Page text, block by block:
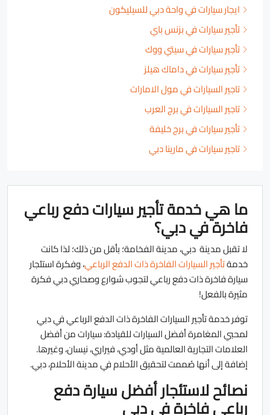
ايجار سيارات في واحة دبي للسيليكون
تأجير سيارات في بزنس باي
تأجير سيارات في سيتي ووك
تأجير سيارات في داماك هيلز
تاجير السيارات في مول الامارات
تاجير السيارات في برج العرب
تأجير سيارات في برج خليفة
تاجير سيارات في مارينا دبي
ما هي خدمة تأجير سيارات دفع رباعي
فاخرة في دبي؟
لا تقبل مدينة دبي، مدينة الفخامة؛ بأقل من ذلك؛ لذا كانت
خدمةتأجير السيارات الفاخرة ذات الدفع الرباعي، وفكرة استئجار
سيارة فاخرة ذات دفع رباعي لتجوب شوارع وصحاري دبي فكرة
مثيرة بالفعل!
توفر خدمة تأجير السيارات الفاخرة ذات الدفع الرباعي في دبي
لمحبي المغامرة أفضل السيارات للقيادة: سيارات من أفضل
العلامات التجارية العالمية مثل أودي، فيراري، نيسان، وغيرها.
إضافة إلى أنها صُممت لتحقيق الأحلام في مدينة الأحلام، دبي.
نصائح لاستئجار أفضل سيارة دفع
رباعي فاخرة في دبي